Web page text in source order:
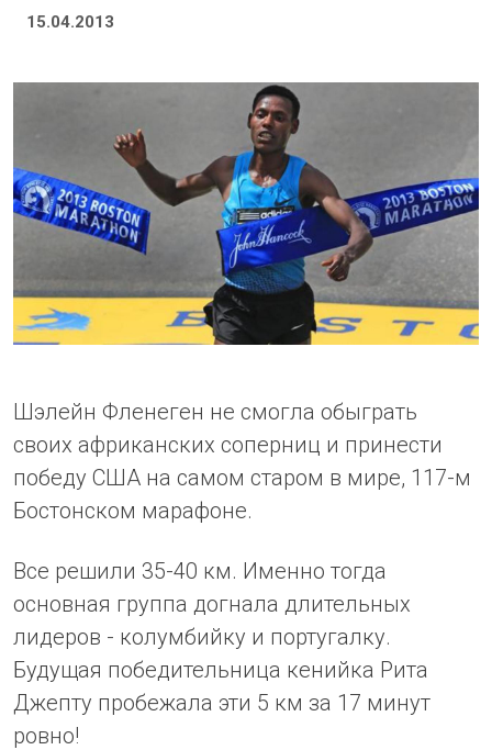
15.04.2013
Шэлейн Фленеген не смогла обыграть
своих африканских соперниц и принести
победу США на самом старом в мире, 117-м
Бостонском марафоне.
Все решили 35-40 км. Именно тогда
основная группа догнала длительных
лидеров - колумбийку и португалку.
Будущая победительница кенийка Рита
Джепту пробежала эти 5 км за 17 минут
ровно!